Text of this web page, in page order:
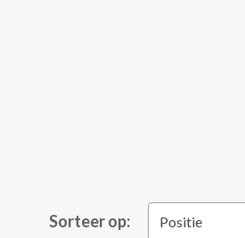
Sorteer op: Positie